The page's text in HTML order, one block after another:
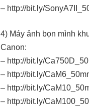
– http://bit.ly/
4) Máy ảnh bọn mình
Canon:
– http://bit.ly/
– http://bit.ly/
– http://bit.ly/
– http://bit.ly/